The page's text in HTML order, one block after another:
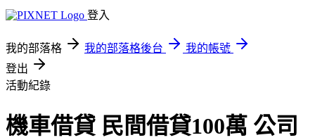
登入
我的部落格 我的部落格後台
我的帳號
登出
活動紀錄
機車借貸 民間借貸100萬 公司